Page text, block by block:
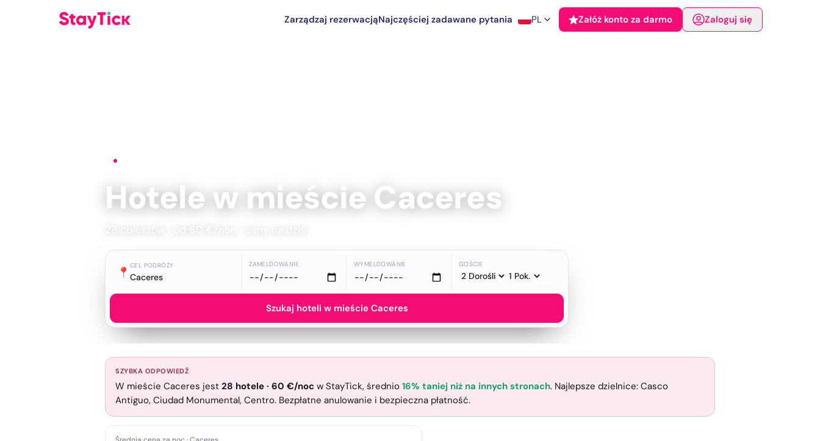
Zarządzaj rezerwacjąNajczęściej zadawane pytania PL Załóż konto za darmo Zaloguj się
Hotele w mieście Caceres
📍 CEL PODRÓŻY
Caceres
ZAMELDOWANIE WYMELDOWANIE GOŚCIE
Szukaj hoteli w mieście Caceres
SZYBKA ODPOWIEDŹ
W mieście Caceres jest 28 hotele · 60 €/noc w StayTick, średnio 16% taniej niż na innych stronach. Najlepsze dzielnice: Casco
Antiguo, Ciudad Monumental, Centro. Bezpłatne anulowanie i bezpieczna płatność.